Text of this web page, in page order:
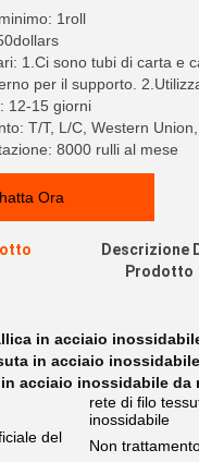
1roll
1.Ci sono tubi di carta e
per il supporto.
12-15 giorni
T/T, L/C, Western
8000 rulli al mese
Ora
Descrizione
Prodotto
in acciaio
in acciaio
acciaio inossidabile da
rete di filo
inossidabile
del
Non